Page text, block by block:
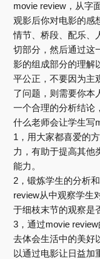
movie review，从字
观影后你对电影的感
情节、桥段、配乐、
切部分，然后通过这
影的组成部分的理解
平公正，不要因为主
了问题，则需要你本
一个合理的分析结论
什么老师会让学生写
1，用大家都喜爱的
力，有助于提高其他
能力。
2，锻炼学生的分析
review从中观察学生
于细枝末节的观察是
3，通过movie
去体会生活中的美好
以通过电影让日益加